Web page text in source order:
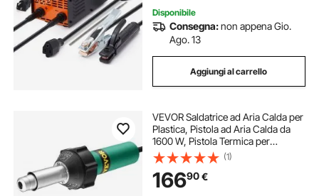
Disponibile
Consegna:non appena Gio.
Ago. 13
Aggiungi al carrello
VEVOR Saldatrice ad Aria Calda per
Plastica, Pistola ad Aria Calda da
1600 W, Pistola Termica per
Saldatura in Vinile TPO da 50°C -
600°C, Kit per Saldatura di
Coperture in Plastica con 17
Accessori
(1)
16690€